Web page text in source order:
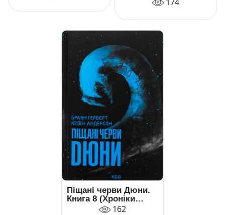
Піщані черви Дюни.
Книга 8 (Хроніки
162